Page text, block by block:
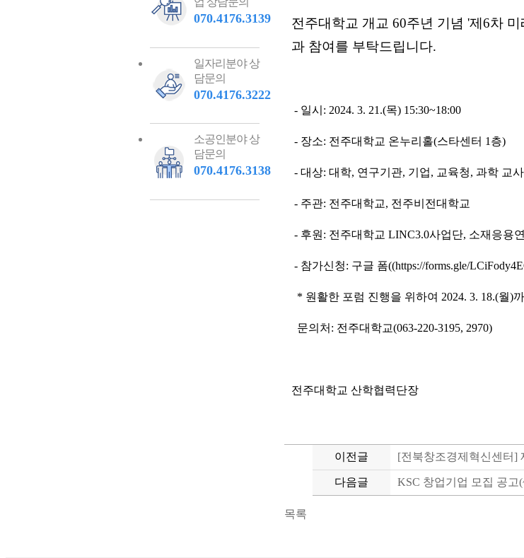
070.4176.3139
일자리분야 상
담문의
070.4176.3222
소공인분야 상
담문의
070.4176.3138
전주대학교 개교 60주년 기념 '제6차
과 참여를 부탁드립니다.
- 일시: 2024. 3. 21.(목) 15:30~18:00
- 장소: 전주대학교 온누리홀(스타센터 1층)
- 대상: 대학, 연구기관, 기업, 교육청, 과학 교
- 주관: 전주대학교, 전주비전대학교
- 후원: 전주대학교 LINC3.0사업단, 소재응용
- 참가신청: 구글 폼((https://forms.gle/
* 원활한 포럼 진행을 위하여 2024. 3. 18.(월)
문의처: 전주대학교(063-220-3195, 2970)
전주대학교 산학협력단장
이전글
다음글 KSC 창업기업 모집 공고
목록